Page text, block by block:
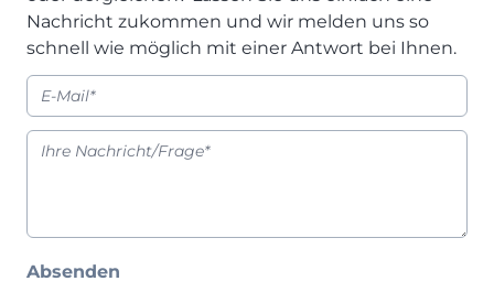
Henders & Hazel Katalog
Henders & Hazel Prospekt
XOOON Lookbook
XOOON Prospekt
Casada - Wohnträume erfüllen
Schlafzimmer
Nachricht zukommen und wir melden uns so
schnell wie möglich mit einer Antwort bei Ihnen.
Absenden